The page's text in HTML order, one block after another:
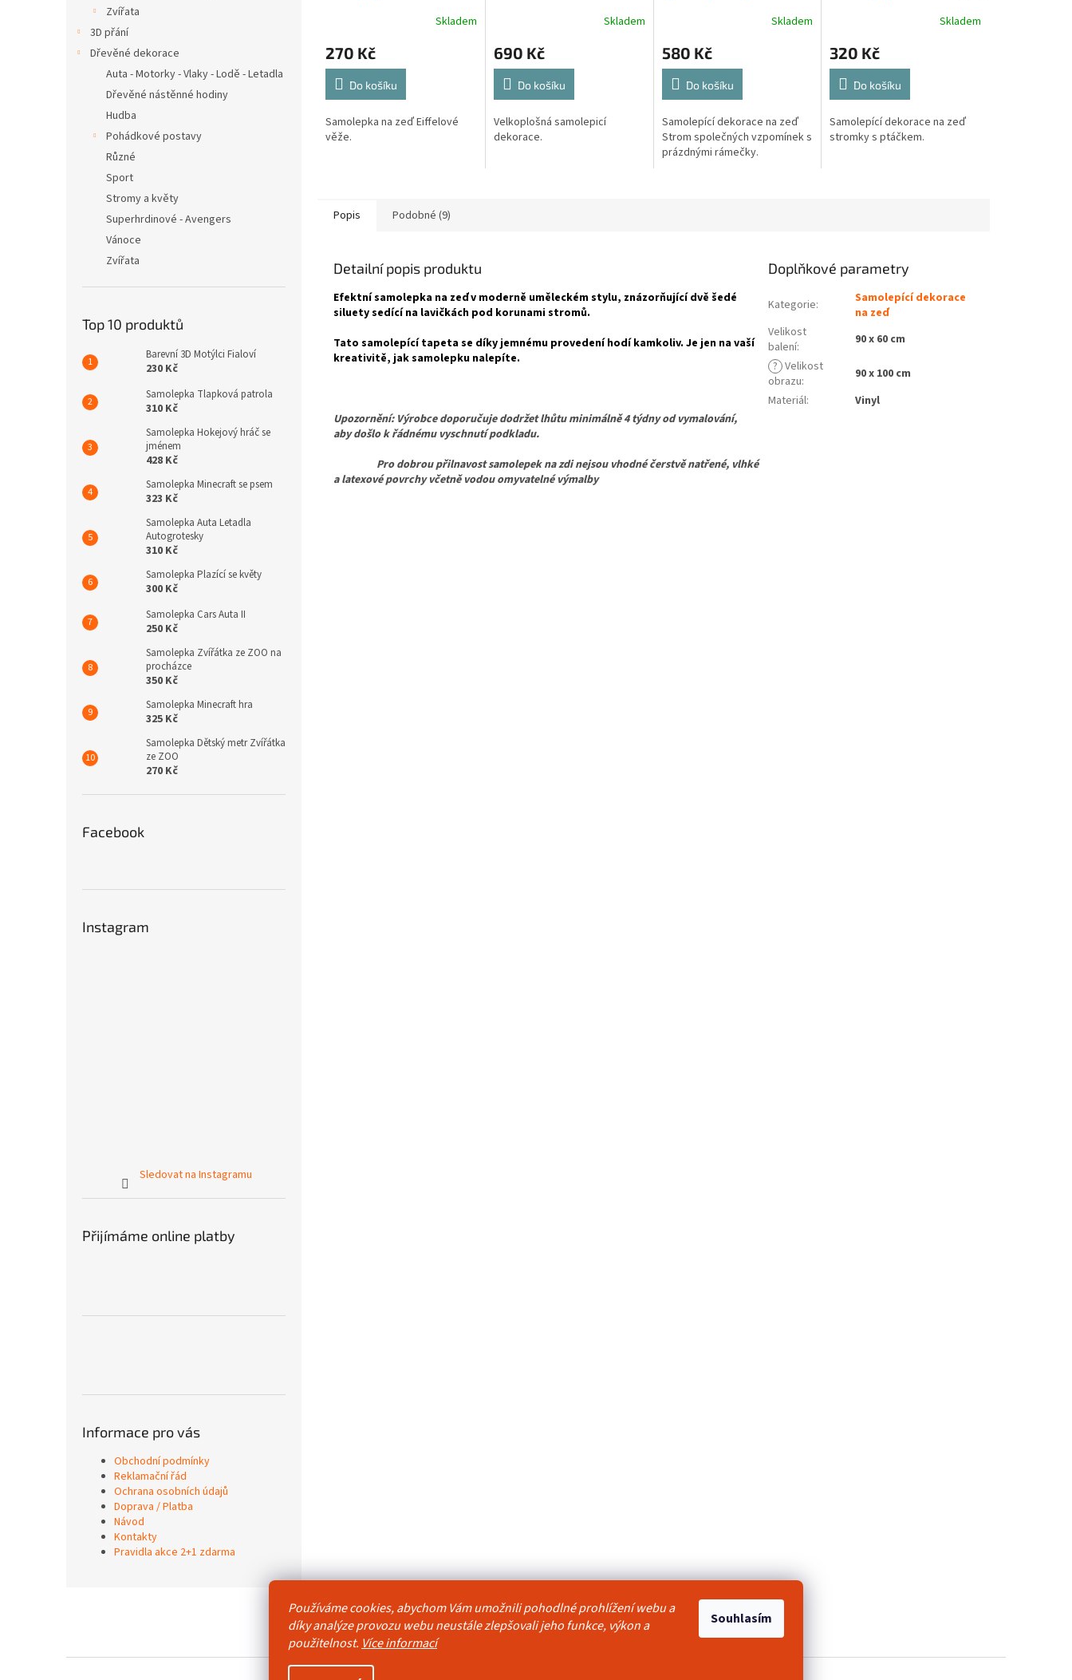
Používáme cookies, abychom Vám umožnili pohodlné prohlížení webu a
díky analýze provozu webu neustále zlepšovali jeho funkce, výkon a
použitelnost. Více informací
Souhlasím
Zvířata
3D přání
Dřevěné dekorace
Auta - Motorky - Vlaky - Lodě - Letadla
Dřevěné nástěnné hodiny
Hudba
Pohádkové postavy
Různé
Sport
Stromy a květy
Superhrdinové - Avengers
Vánoce
Zvířata
Top 10 produktů
Barevní 3D Motýlci Fialoví
230 Kč
Samolepka Tlapková patrola
310 Kč
Samolepka Hokejový hráč se
jménem
428 Kč
Samolepka Minecraft se psem
323 Kč
Samolepka Auta Letadla
Autogrotesky
310 Kč
Samolepka Plazící se květy
300 Kč
Samolepka Cars Auta II
250 Kč
Samolepka Zvířátka ze ZOO na
procházce
350 Kč
Samolepka Minecraft hra
325 Kč
Samolepka Dětský metr Zvířátka
ze ZOO
270 Kč
Facebook
Instagram
Sledovat na Instagramu
Přijímáme online platby
Informace pro vás
Obchodní podmínky
Reklamační řád
Ochrana osobních údajů
Doprava / Platba
Návod
Kontakty
Pravidla akce 2+1 zdarma
Skladem
270 Kč
Do košíku
Samolepka na zeď Eiffelové
věže.
Skladem
690 Kč
Do košíku
Velkoplošná samolepicí
dekorace.
Skladem
580 Kč
Do košíku
Samolepící dekorace na zeď
Strom společných vzpomínek s
prázdnými rámečky.
Skladem
320 Kč
Do košíku
Samolepící dekorace na zeď
stromky s ptáčkem.
Popis Podobné (9)
Detailní popis produktu
Efektní samolepka na zeď v moderně uměleckém stylu, znázorňující dvě šedé
siluety sedící na lavičkách pod korunami stromů.
Tato samolepící tapeta se díky jemnému provedení hodí kamkoliv. Je jen na vaší
kreativitě, jak samolepku nalepíte.
Upozornění: Výrobce doporučuje dodržet lhůtu minimálně 4 týdny od vymalování,
aby došlo k řádnému vyschnutí podkladu.
Pro dobrou přilnavost samolepek na zdi nejsou vhodné čerstvě natřené, vlhké
a latexové povrchy včetně vodou omyvatelné výmalby
Doplňkové parametry
Kategorie:
Samolepící dekorace
na zeď
Velikost
balení:
90 x 60 cm
? Velikost
obrazu:
90 x 100 cm
Materiál: Vinyl
Obchodní podmínky Reklamační řád Ochrana osobních údajů Kontakty Pravidla akce 2+1 zdarma